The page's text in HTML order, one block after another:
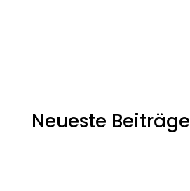
Neueste Beiträge